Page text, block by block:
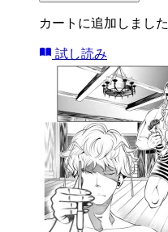
カートに追加しました
試し読み